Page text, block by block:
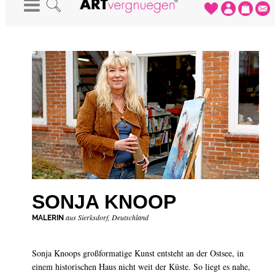
SONJA KNOOP
MALERIN aus Sierksdorf, Deutschland
Sonja Knoops großformatige Kunst entsteht an der Ostsee, in
einem historischen Haus nicht weit der Küste. So liegt es nahe,